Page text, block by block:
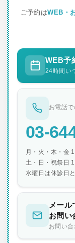
ご予約はWEB・
WEB予
24時間い
お電話
03-
月・火・木・金
土・日・祝祭日
水曜日は休診日
メール
お問い
お問い